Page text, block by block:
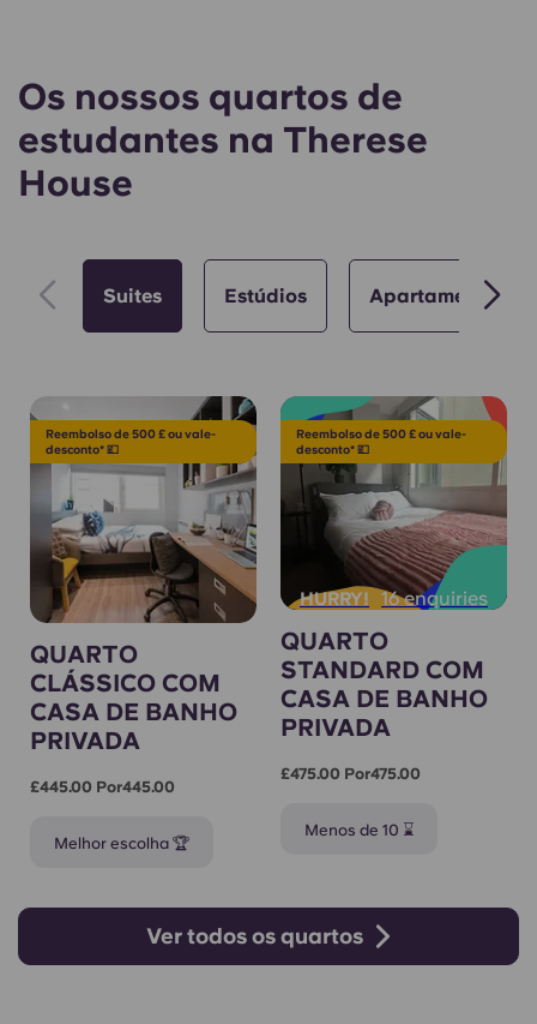
Os nossos quartos de
estudantes na Therese
House
Suites Estúdios Apartamento
Reembolso de 500 £ ou vale-
desconto* 💷
QUARTO
CLÁSSICO COM
CASA DE BANHO
PRIVADA
£445.00 Por445.00
Melhor escolha 🏆
Reembolso de 500 £ ou vale-
desconto* 💷
HURRY! 16 enquiries
QUARTO
STANDARD COM
CASA DE BANHO
PRIVADA
£475.00 Por475.00
Menos de 10 ⌛
Ver todos os quartos